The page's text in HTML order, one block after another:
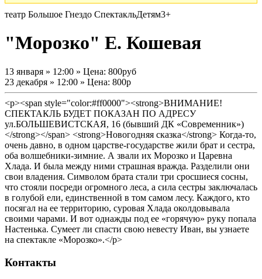
театр Большое Гнездо СпектакльДетям3+
"Морозко" Е. Кошевая
13 января » 12:00 » Цена: 800руб
23 декабря » 12:00 » Цена: 800р
<p><span style="color:#ff0000"><strong>ВНИМАНИЕ!
СПЕКТАКЛЬ БУДЕТ ПОКАЗАН ПО АДРЕСУ
ул.БОЛЬШЕВИСТСКАЯ, 16 (бывший ДК «Современник»)
</strong></span> <strong>Новогодняя сказка</strong> Когда-то,
очень давно, в одном царстве-государстве жили брат и сестра,
оба волшебники-зимние. А звали их Морозко и Царевна
Хлада. И была между ними страшная вражда. Разделили они
свои владения. Символом брата стали три сросшиеся сосны,
что стояли посреди огромного леса, а сила сестры заключалась
в голубой ели, единственной в том самом лесу. Каждого, кто
посягал на ее территорию, суровая Хлада околдовывала
своими чарами. И вот однажды под ее «горячую» руку попала
Настенька. Сумеет ли спасти свою невесту Иван, вы узнаете
на спектакле «Морозко».</p>
Контакты